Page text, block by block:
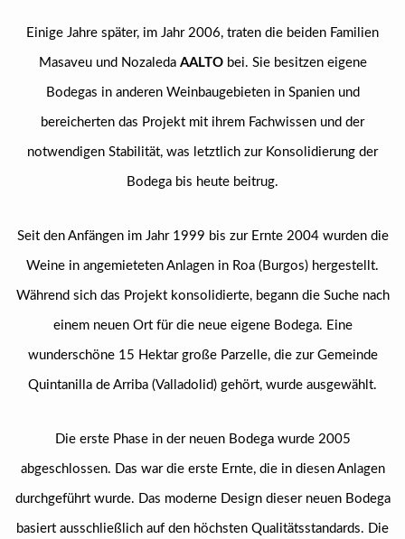
Einige Jahre später, im Jahr 2006, traten die beiden Familien
Masaveu und Nozaleda AALTObei. Sie besitzen eigene
Bodegas in anderen Weinbaugebieten in Spanien und
bereicherten das Projekt mit ihrem Fachwissen und der
notwendigen Stabilität, was letztlich zur Konsolidierung der
Bodega bis heute beitrug.
Seit den Anfängen im Jahr 1999 bis zur Ernte 2004 wurden die
Weine in angemieteten Anlagen in Roa (Burgos) hergestellt.
Während sich das Projekt konsolidierte, begann die Suche nach
einem neuen Ort für die neue eigene Bodega. Eine
wunderschöne 15 Hektar große Parzelle, die zur Gemeinde
Quintanilla de Arriba (Valladolid) gehört, wurde ausgewählt.
Die erste Phase in der neuen Bodega wurde 2005
abgeschlossen. Das war die erste Ernte, die in diesen Anlagen
durchgeführt wurde. Das moderne Design dieser neuen Bodega
basiert ausschließlich auf den höchsten Qualitätsstandards. Die